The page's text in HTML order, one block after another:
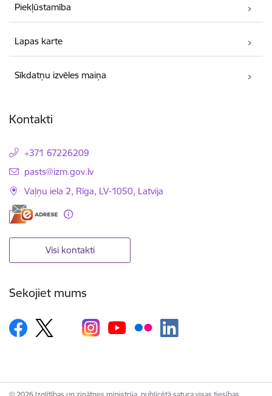
Piekļūstamība
Lapas karte
Sīkdatņu izvēles maiņa
Kontakti
+371 67226209
E-pasts:
pasts@izm.gov.lv
Vaļņu iela 2, Rīga, LV-1050, Latvija
Visi kontakti
Sekojiet mums